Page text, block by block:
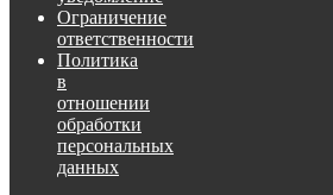
Ограничение
ответственности
Политика
в
отношении
обработки
персональных
данных